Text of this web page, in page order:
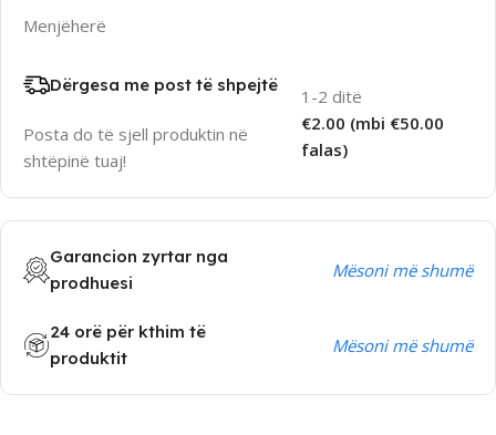
Menjëherë
Dërgesa me post të shpejtë
Posta do të sjell produktin në
shtëpinë tuaj!
1-2 ditë
€2.00 (mbi €50.00
falas)
Garancion zyrtar nga
prodhuesi
Mësoni më shumë
24 orë për kthim të
produktit
Mësoni më shumë